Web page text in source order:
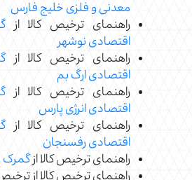
معدنی و فلزی خلیج فارس
راهنمای ترخیص کالا از
اقتصادی نوشهر
راهنمای ترخیص کالا از
اقتصادی ارگ بم
راهنمای ترخیص کالا از
اقتصادی انرژی پارس
راهنمای ترخیص کالا از
اقتصادی رفسنجان
راهنمای ترخیص کالا ازگمرک